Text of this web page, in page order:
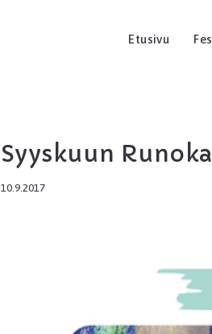
Etusivu
Syyskuun
10.9.2017